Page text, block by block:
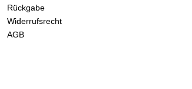
Rückgabe
Widerrufsrecht
AGB